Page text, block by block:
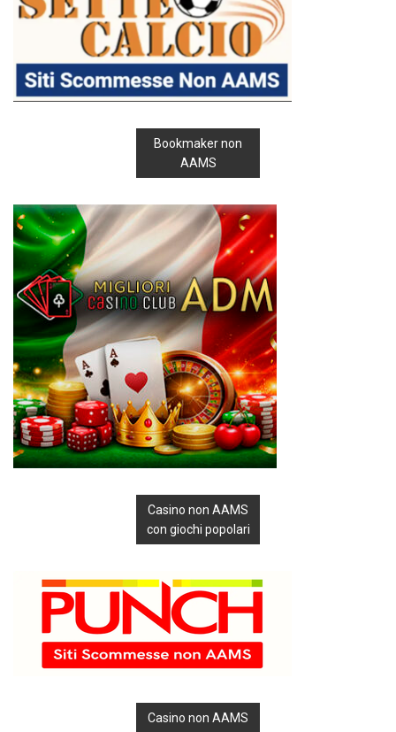
Bookmaker non
AAMS
Casino non AAMS
con giochi popolari
Casino non AAMS